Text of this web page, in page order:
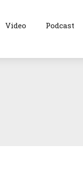
Video Podcast